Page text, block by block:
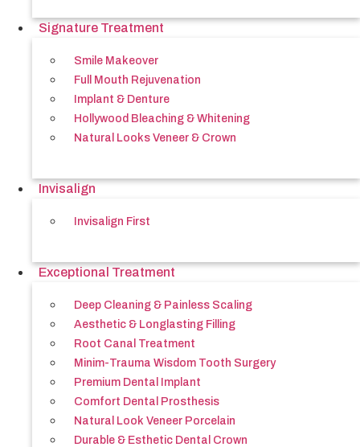
Signature Treatment
Smile Makeover
Full Mouth Rejuvenation
Implant & Denture
Hollywood Bleaching & Whitening
Natural Looks Veneer & Crown
Invisalign
Invisalign First
Exceptional Treatment
Deep Cleaning & Painless Scaling
Aesthetic & Longlasting Filling
Root Canal Treatment
Minim-Trauma Wisdom Tooth Surgery
Premium Dental Implant
Comfort Dental Prosthesis
Natural Look Veneer Porcelain
Durable & Esthetic Dental Crown